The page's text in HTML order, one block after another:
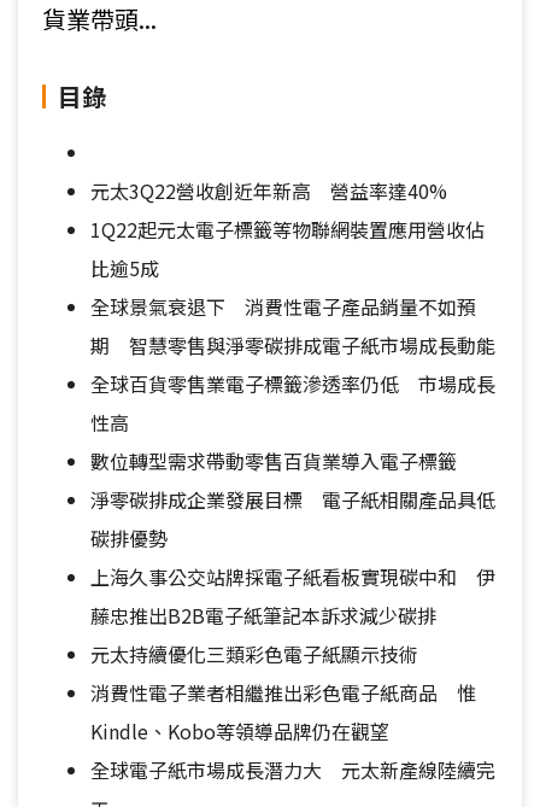
貨業帶頭...
目錄
元太3Q22營收創近年新高 營益率達40%
1Q22起元太電子標籤等物聯網裝置應用營收佔
比逾5成
全球景氣衰退下 消費性電子產品銷量不如預
期 智慧零售與淨零碳排成電子紙市場成長動能
全球百貨零售業電子標籤滲透率仍低 市場成長
性高
數位轉型需求帶動零售百貨業導入電子標籤
淨零碳排成企業發展目標 電子紙相關產品具低
碳排優勢
上海久事公交站牌採電子紙看板實現碳中和 伊
藤忠推出B2B電子紙筆記本訴求減少碳排
元太持續優化三類彩色電子紙顯示技術
消費性電子業者相繼推出彩色電子紙商品 惟
Kindle、Kobo等領導品牌仍在觀望
全球電子紙市場成長潛力大 元太新產線陸續完